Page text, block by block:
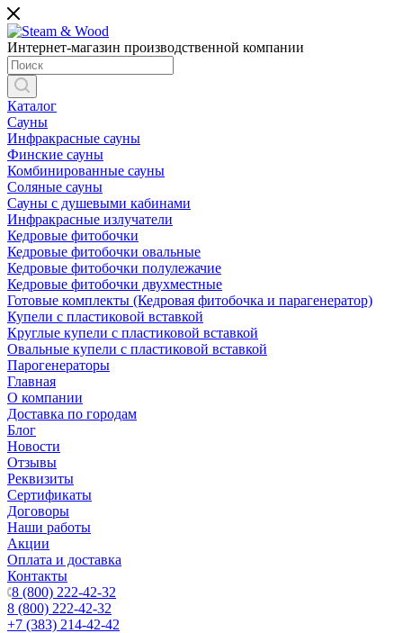
Интернет-магазин производственной компании
Каталог
Сауны
Инфракрасные сауны
Финские сауны
Комбинированные сауны
Соляные сауны
Сауны с душевыми кабинами
Инфракрасные излучатели
Кедровые фитобочки
Кедровые фитобочки овальные
Кедровые фитобочки полулежачие
Кедровые фитобочки двухместные
Готовые комплекты (Кедровая фитобочка и парагенератор)
Купели с пластиковой вставкой
Круглые купели с пластиковой вставкой
Овальные купели с пластиковой вставкой
Парогенераторы
Главная
О компании
Доставка по городам
Блог
Новости
Отзывы
Реквизиты
Сертификаты
Договоры
Наши работы
Акции
Оплата и доставка
Контакты
8 (800) 222-42-32
8 (800) 222-42-32
+7 (383) 214-42-42